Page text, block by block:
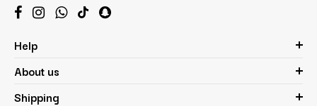
Help
About us
Shipping